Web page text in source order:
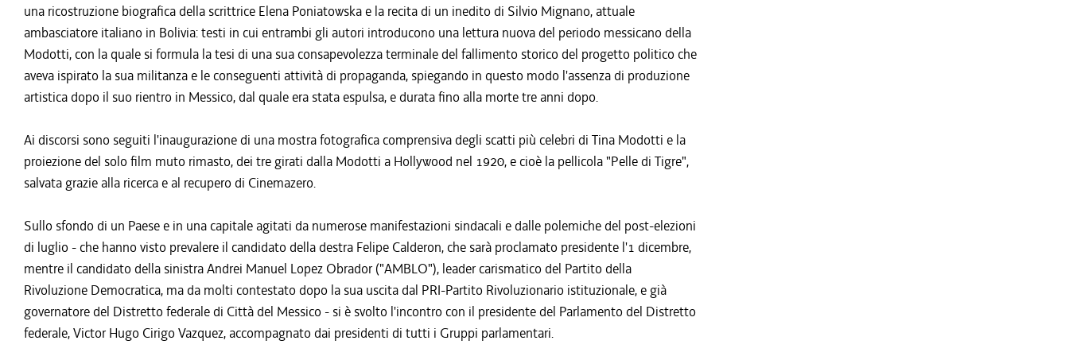
una ricostruzione biografica della scrittrice Elena Poniatowska e la recita di un inedito di Silvio Mignano, attuale
ambasciatore italiano in Bolivia: testi in cui entrambi gli autori introducono una lettura nuova del periodo messicano della
Modotti, con la quale si formula la tesi di una sua consapevolezza terminale del fallimento storico del progetto politico che
aveva ispirato la sua militanza e le conseguenti attività di propaganda, spiegando in questo modo l'assenza di produzione
artistica dopo il suo rientro in Messico, dal quale era stata espulsa, e durata fino alla morte tre anni dopo.
Ai discorsi sono seguiti l'inaugurazione di una mostra fotografica comprensiva degli scatti più celebri di Tina Modotti e la
proiezione del solo film muto rimasto, dei tre girati dalla Modotti a Hollywood nel 1920, e cioè la pellicola "Pelle di Tigre",
salvata grazie alla ricerca e al recupero di Cinemazero.
Sullo sfondo di un Paese e in una capitale agitati da numerose manifestazioni sindacali e dalle polemiche del post-elezioni
di luglio - che hanno visto prevalere il candidato della destra Felipe Calderon, che sarà proclamato presidente l'1 dicembre,
mentre il candidato della sinistra Andrei Manuel Lopez Obrador ("AMBLO"), leader carismatico del Partito della
Rivoluzione Democratica, ma da molti contestato dopo la sua uscita dal PRI-Partito Rivoluzionario istituzionale, e già
governatore del Distretto federale di Città del Messico - si è svolto l'incontro con il presidente del Parlamento del Distretto
federale, Victor Hugo Cirigo Vazquez, accompagnato dai presidenti di tutti i Gruppi parlamentari.